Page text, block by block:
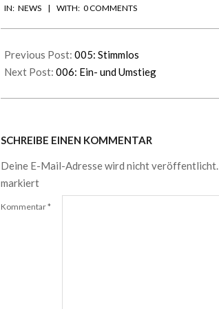
01-
21
IN: NEWS WITH: 0 COMMENTS
Previous Post: 005: Stimmlos
Next Post: 006: Ein- und Umstieg
SCHREIBE EINEN KOMMENTAR
Deine E-Mail-Adresse wird nicht veröffentlicht.
markiert
Kommentar*